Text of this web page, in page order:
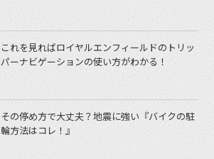
これを見ればロイヤルエンフィールドのトリッ
パーナビゲーションの使い方がわかる！
その停め方で大丈夫？地震に強い『バイクの駐
輪方法はコレ！』